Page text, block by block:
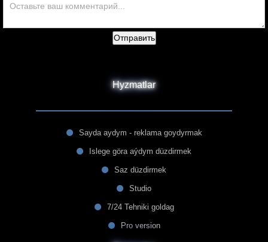
Отправить
Hyzmatlar
Sayda aydym - reklama goydyrmak
Islege göra aýdym düzdirmek
Saz düzdirmek
Studio
7/24 Tehniki goldag
Pro version